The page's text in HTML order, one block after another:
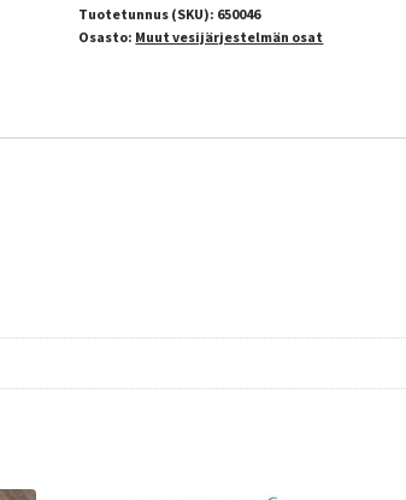
Tuotetunnus (SKU): 650046
Osasto: Muut vesijärjestelmän osat